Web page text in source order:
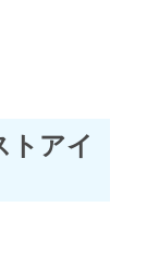
トアイ